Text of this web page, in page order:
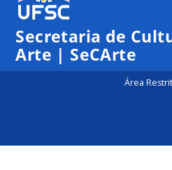
Secretaria de
Arte | SeCArte
Área